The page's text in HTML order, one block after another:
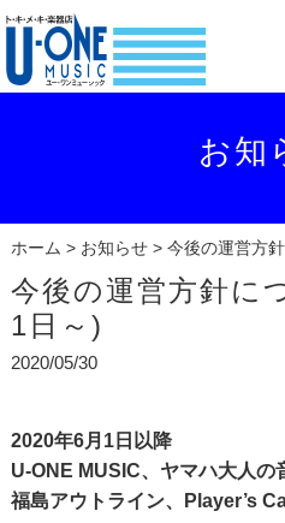
お知
ホーム > お知らせ> 今後の運営方
今後の運営方針に
1日～)
2020/05/30
2020年6月1日以降
U-ONE MUSIC、ヤマハ大人の
福島アウトライン、Player’s